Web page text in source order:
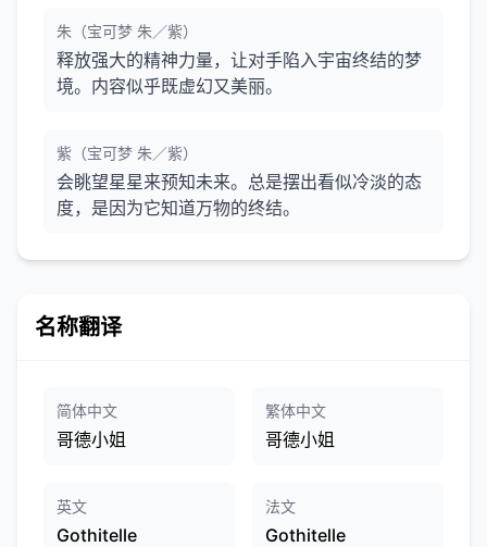
朱（宝可梦 朱／紫）
释放强大的精神力量，让对手陷入宇宙终结的梦
境。内容似乎既虚幻又美丽。
紫（宝可梦 朱／紫）
会眺望星星来预知未来。总是摆出看似冷淡的态
度，是因为它知道万物的终结。
名称翻译
简体中文
哥德小姐
繁体中文
哥德小姐
英文
Gothitelle
法文
Gothitelle